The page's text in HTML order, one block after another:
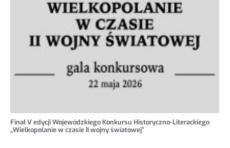
Finał V edycji Wojewódzkiego Konkursu Historyczno-Literackiego
„Wielkopolanie w czasie II wojny światowej”